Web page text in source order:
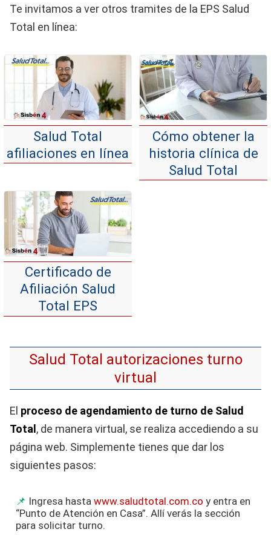
Te invitamos a ver otros tramites de la EPS Salud
Total en línea:
Salud Total
afiliaciones en línea
Cómo obtener la
historia clínica de
Salud Total
Certificado de
Afiliación Salud
Total EPS
Salud Total autorizaciones turno
virtual
El proceso de agendamiento de turno de Salud
Total , de manera virtual, se realiza accediendo a su
página web. Simplemente tienes que dar los
siguientes pasos:
Ingresa hasta www.saludtotal.com.co y entra en
“Punto de Atención en Casa”. Allí verás la sección
para solicitar turno.